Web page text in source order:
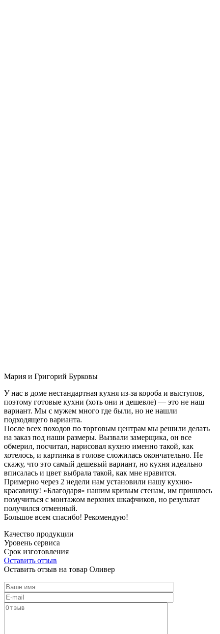
Мария и Григорий Бурковы
У нас в доме нестандартная кухня из-за короба и выступов,
поэтому готовые кухни (хоть они и дешевле) — это не наш
вариант. Мы с мужем много где были, но не нашли
подходящего варианта.
После всех походов по торговым центрам мы решили делать
на заказ под наши размеры. Вызвали замерщика, он все
обмерил, посчитал, нарисовал кухню именно такой, как
хотелось, и картинка в голове сложилась окончательно. Не
скажу, что это самый дешевый вариант, но кухня идеально
вписалась и цвет выбрала такой, как мне нравится.
Примерно через 2 недели нам установили нашу кухню-
красавицу! «Благодаря» нашим кривым стенам, им пришлось
помучиться с монтажом верхних шкафчиков, но результат
получился отменный.
Большое всем спасибо! Рекомендую!
Качество продукции
Уровень сервиса
Срок изготовления
Оставить отзыв
Оставить отзыв на товар Оливер